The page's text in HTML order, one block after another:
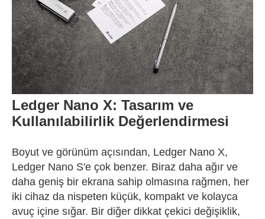
Ledger Nano X: Tasarım ve
Kullanılabilirlik Değerlendirmesi
Boyut ve görünüm açısından, Ledger Nano X,
Ledger Nano S'e çok benzer. Biraz daha ağır ve
daha geniş bir ekrana sahip olmasına rağmen, her
iki cihaz da nispeten küçük, kompakt ve kolayca
avuç içine sığar. Bir diğer dikkat çekici değişiklik,